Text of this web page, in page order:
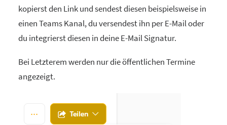
kopierst den Link und sendest diesen beispielsweise in
einen Teams Kanal, du versendest ihn per E-Mail oder
du integrierst diesen in deine E-Mail Signatur.
Bei Letzterem werden nur die öffentlichen Termine
angezeigt.